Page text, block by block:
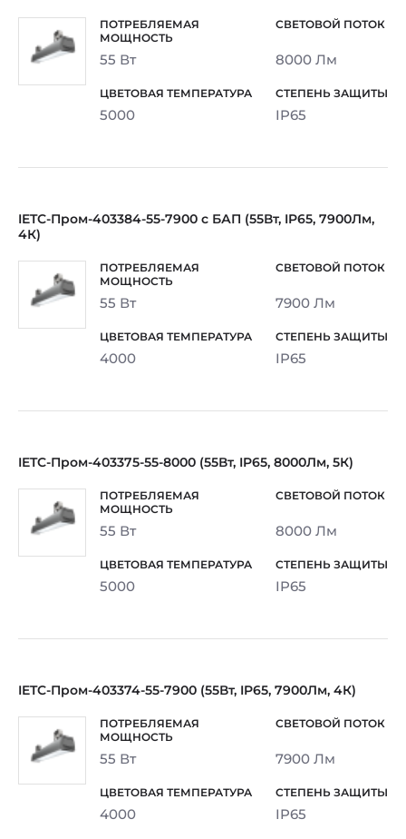
55 Вт 8000 Лм
5000 IP65
IETC-Пром-403384-55-7900 с БАП (55Вт, IP65, 7900Лм,
4К)
55 Вт 7900 Лм
4000 IP65
IETC-Пром-403375-55-8000 (55Вт, IP65, 8000Лм, 5К)
55 Вт 8000 Лм
5000 IP65
IETC-Пром-403374-55-7900 (55Вт, IP65, 7900Лм, 4К)
55 Вт 7900 Лм
4000 IP65